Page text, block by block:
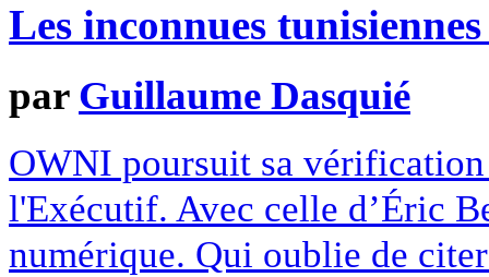
Les inconnues
par Guillaume Dasquié
OWNI poursuit sa vérification
l'Exécutif. Avec celle d’Éric
numérique. Qui oublie de